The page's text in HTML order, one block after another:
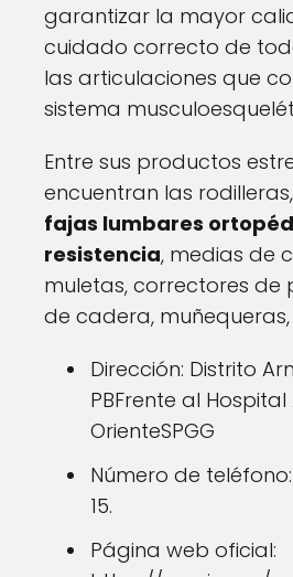
garantizar la mayor
cuidado correcto de
las articulaciones que
sistema
Entre sus productos
encuentran las
fajas lumbares
resistencia, medias de
muletas, correctores de
de cadera,
Dirección: Distrito
PBFrente al
OrienteSPGG
Número de teléfono:
15.
Página web oficial: